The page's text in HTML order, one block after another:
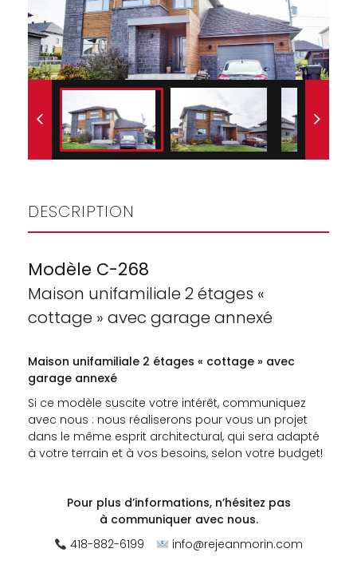
DESCRIPTION
Modèle C-268
Maison unifamiliale 2 étages «
cottage » avec garage annexé
Maison unifamiliale 2 étages « cottage » avec
garage annexé
Si ce modèle suscite votre intérêt, communiquez
avec nous : nous réaliserons pour vous un projet
dans le même esprit architectural, qui sera adapté
à votre terrain et à vos besoins, selon votre budget!
Pour plus d’informations, n’hésitez pas
à communiquer avec nous.
418-882-6199
info@rejeanmorin.com